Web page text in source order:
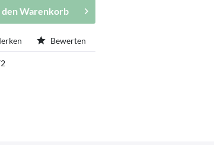
den Warenkorb
Bewerten